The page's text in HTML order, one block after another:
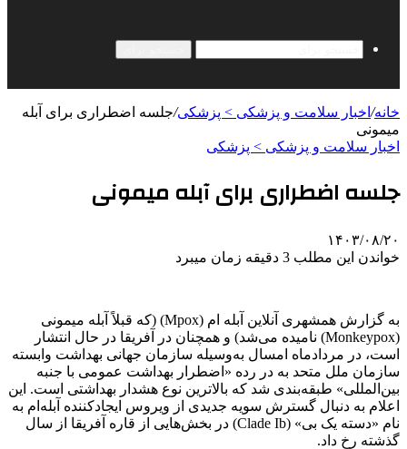
خانه/ اخبار سلامت و پزشکی > پزشکی/جلسه اضطراری برای آبله
میمونی
اخبار سلامت و پزشکی > پزشکی
جلسه اضطراری برای آبله میمونی
۱۴۰۳/۰۸/۲۰
خواندن این مطلب 3 دقیقه زمان میبرد
به گزارش همشهری آنلاین آبله‌ ام (Mpox) (که قبلاً آبله میمونی
(Monkeypox) نامیده می‌شد) و همچنان در آفریقا در حال انتشار
است، در مردادماه امسال به‌وسیله سازمان جهانی بهداشت وابسته
سازمان ملل متحد به در رده «اضطرار بهداشت عمومی با جنبه
بین‌المللی» طبقه‌بندی شد که بالاترین نوع هشدار بهداشتی است. این
اعلام به دنبال گسترش سویه جدیدی از ویروس ایجادکننده آبله‌ام به
نام «دسته یک بی» (Clade Ib) در بخش‌هایی از قاره آفریقا از سال
گذشته رخ داد.